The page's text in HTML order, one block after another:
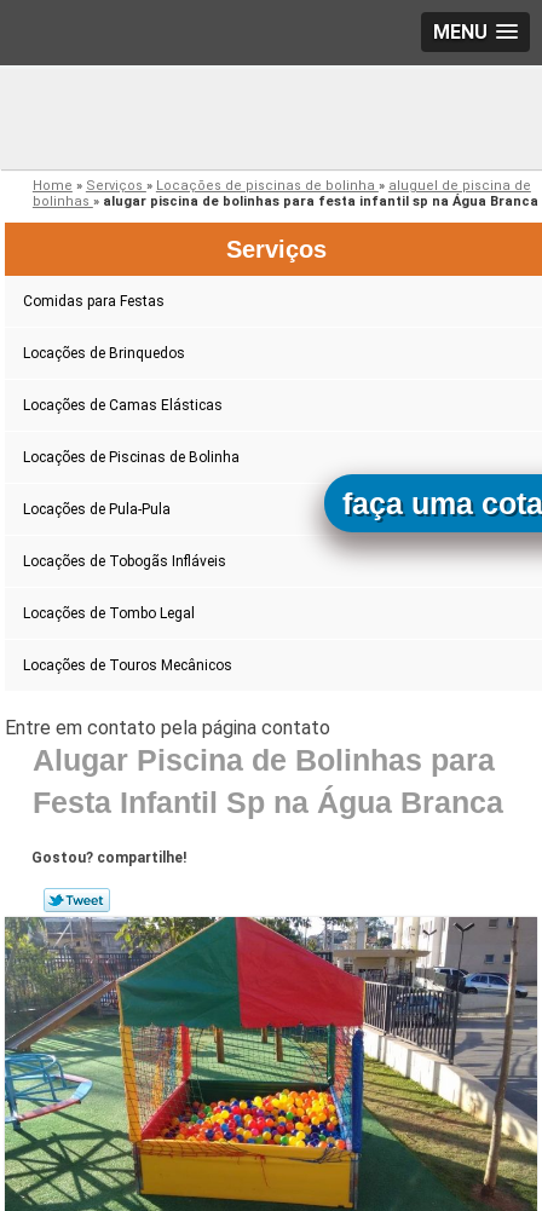
MENU
Home » Serviços » Locações de piscinas de bolinha » aluguel de piscina de
bolinhas » alugar piscina de bolinhas para festa infantil sp na Água Branca
Serviços
Comidas para Festas
Locações de Brinquedos
Locações de Camas Elásticas
Locações de Piscinas de Bolinha
Locações de Pula-Pula
Locações de Tobogãs Infláveis
Locações de Tombo Legal
Locações de Touros Mecânicos
Alugar Piscina de Bolinhas para
Festa Infantil Sp na Água Branca
Gostou? compartilhe!
faça uma